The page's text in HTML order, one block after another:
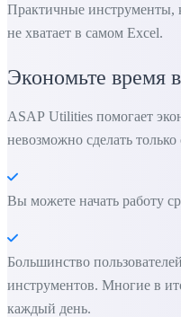
Практичные инструменты,
не хватает в самом Excel.
Экономьте время
ASAP Utilities помогает
невозможно сделать
Вы можете начать работу
Большинство
инструментов. Многие в
каждый день.